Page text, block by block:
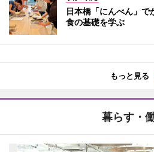
日本橋「にんべん」
食の基礎を学ぶ
もっと見る
暮らす・